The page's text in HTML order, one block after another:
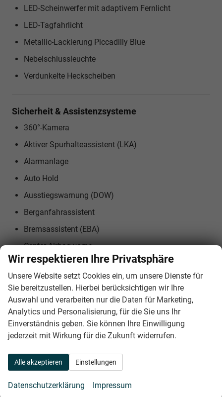
LED-Scheinwerfer mit adaptivem Fernlicht
LED-Tagfahrlicht
Metallic-Lackierung Piccadilly Blue
Nebelschlussleuchte
Verdunkelte Heckscheiben
Sicherheit & Assistenzsysteme
360°-Kamera
Aktiver Spurhalteassistent (LKA)
Alarmanlage
Auto Hold
Ausstiegswarnung (DOW)
Berganfahrassistent
Bremsassistent (EBA)
Center-Airbag vorne
Deaktivierbarer Beifahrerairbag
eCall-Notrufsystem
Fahreraufmerksamkeitsüberwachung (DMS)
Frontairbags für Fahrer und Beifahrer
Frontkollisionswarnung (FCW)
(ACC)
Wir respektieren Ihre Privatsphäre
Unsere Website setzt Cookies ein, um unsere Dienste für
Sie bereitzustellen. Hierbei berücksichtigen wir Ihre
Auswahl und verarbeiten nur die Daten für Marketing,
Analytics und Personalisierung, für die Sie uns Ihr
Einverständnis geben. Sie können Ihre Einwilligung
jederzeit mit Wirkung für die Zukunft widerrufen.
Alle akzeptieren Einstellungen
Datenschutzerklärung Impressum